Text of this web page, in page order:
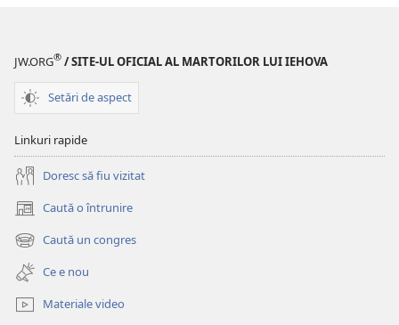
JW.ORG® / SITE-UL OFICIAL AL MARTORILOR LUI IEHOVA
Setări de aspect
Linkuri rapide
Doresc să fiu vizitat
Caută o întrunire
(se
deschide
o
fereastră
nouă)
Caută un congres
(se
deschide
o
fereastră
nouă)
Ce e nou
Materiale video